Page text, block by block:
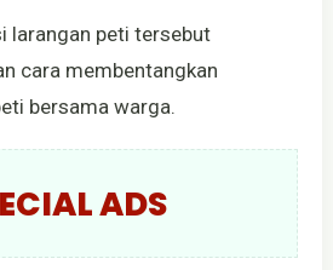
larangan peti tersebut
cara membentangkan
bersama warga.
ADS